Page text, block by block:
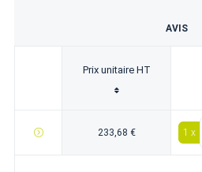
AVIS
Prix unitaire HT
233,68 € 1 x